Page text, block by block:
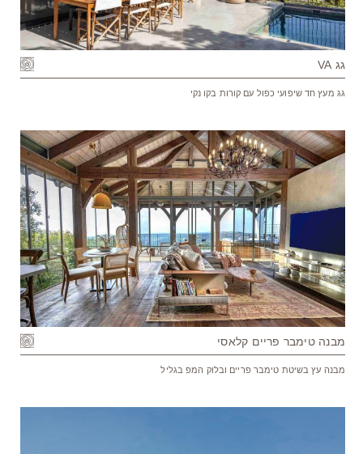
גג VA
גג מעץ חד שיפועי כפול עם קורות בקו נקי
מבנה טימבר פריים קלאסי
מבנה עץ בשיטת טימבר פריים ובלוק המפ בגליל